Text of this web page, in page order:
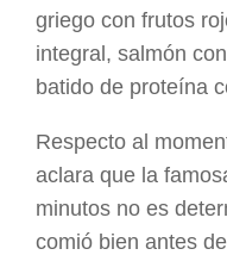
griego con frutos
integral, salmón
batido de proteína
Respecto al
aclara que la
minutos no es
comió bien antes